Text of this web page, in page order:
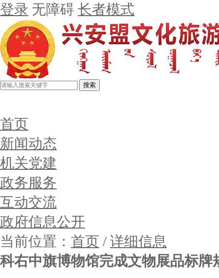
登录 无障碍 长者模式
搜索
首页
新闻动态
机关党建
政务服务
互动交流
政府信息公开
当前位置： 首页 / 详细信息
科右中旗博物馆完成文物展品标牌